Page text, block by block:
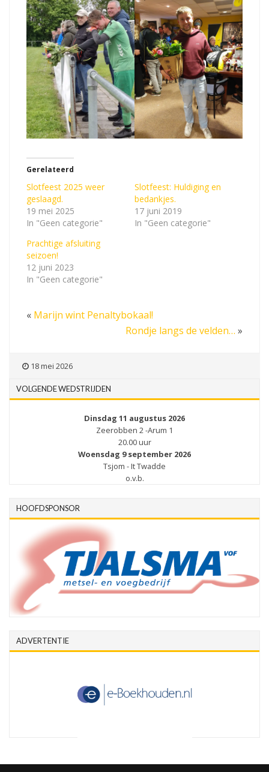
Gerelateerd
Slotfeest 2025 weer
geslaagd.
19 mei 2025
In "Geen categorie"
Slotfeest: Huldiging en
bedankjes.
17 juni 2019
In "Geen categorie"
Prachtige afsluiting
seizoen!
12 juni 2023
In "Geen categorie"
« Marijn wint Penaltybokaal!
Rondje langs de velden… »
18 mei 2026
VOLGENDE WEDSTRIJDEN
Dinsdag 11 augustus 2026
Zeerobben 2 -Arum 1
20.00 uur
Woensdag 9 september 2026
Tsjom - It Twadde
o.v.b.
HOOFDSPONSOR
ADVERTENTIE